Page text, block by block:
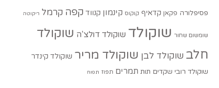
פסיפלורה פקאן קדאיף קוקוס קינמון קנווד קפה קרמל ריקוטה
שומשום שחור שוקולד שוקולד דולצ'ה שוקולד
חלב שוקולד לבן שוקולד מריר שוקולד קינדר
שוקולד רובי שקדים תות תמרים תפוז תפוח